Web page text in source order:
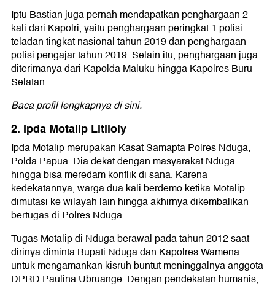
Iptu Bastian juga pernah mendapatkan penghargaan 2
kali dari Kapolri, yaitu penghargaan peringkat 1 polisi
teladan tingkat nasional tahun 2019 dan penghargaan
polisi pengajar tahun 2019. Selain itu, penghargaan juga
diterimanya dari Kapolda Maluku hingga Kapolres Buru
Selatan.
Baca profil lengkapnya di sini.
2. Ipda Motalip Litiloly
Ipda Motalip merupakan Kasat Samapta Polres Nduga,
Polda Papua. Dia dekat dengan masyarakat Nduga
hingga bisa meredam konflik di sana. Karena
kedekatannya, warga dua kali berdemo ketika Motalip
dimutasi ke wilayah lain hingga akhirnya dikembalikan
bertugas di Polres Nduga.
Tugas Motalip di Nduga berawal pada tahun 2012 saat
dirinya diminta Bupati Nduga dan Kapolres Wamena
untuk mengamankan kisruh buntut meninggalnya anggota
DPRD Paulina Ubruange. Dengan pendekatan humanis,